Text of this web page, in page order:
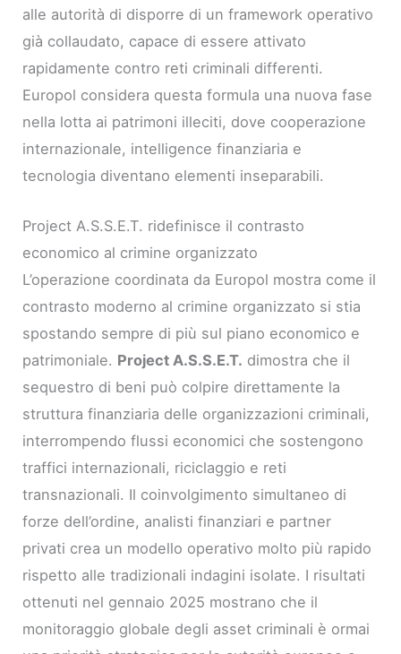
alle autorità di disporre di un framework operativo
già collaudato, capace di essere attivato
rapidamente contro reti criminali differenti.
Europol considera questa formula una nuova fase
nella lotta ai patrimoni illeciti, dove cooperazione
internazionale, intelligence finanziaria e
tecnologia diventano elementi inseparabili.
Project A.S.S.E.T. ridefinisce il contrasto
economico al crimine organizzato
L’operazione coordinata da Europol mostra come il
contrasto moderno al crimine organizzato si stia
spostando sempre di più sul piano economico e
patrimoniale. Project A.S.S.E.T. dimostra che il
sequestro di beni può colpire direttamente la
struttura finanziaria delle organizzazioni criminali,
interrompendo flussi economici che sostengono
traffici internazionali, riciclaggio e reti
transnazionali. Il coinvolgimento simultaneo di
forze dell’ordine, analisti finanziari e partner
privati crea un modello operativo molto più rapido
rispetto alle tradizionali indagini isolate. I risultati
ottenuti nel gennaio 2025 mostrano che il
monitoraggio globale degli asset criminali è ormai